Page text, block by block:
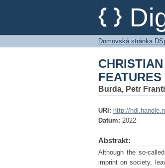
REFUGEE
Domovská stránka
Burda, Petr
URI: http://
Datum: 2022
Abstrakt:
Although the so-
imprint on society,